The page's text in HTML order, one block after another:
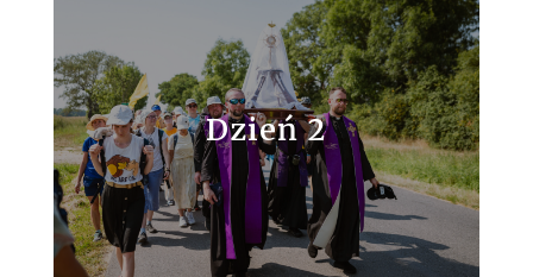
Dzień 2